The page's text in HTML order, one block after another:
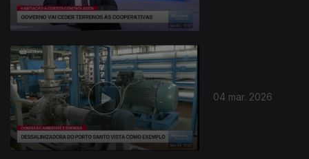
04 mar. 2026